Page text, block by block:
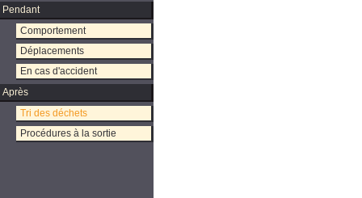
Pendant
Comportement
Déplacements
En cas d'accident
Après
Tri des déchets
Procédures à la sortie